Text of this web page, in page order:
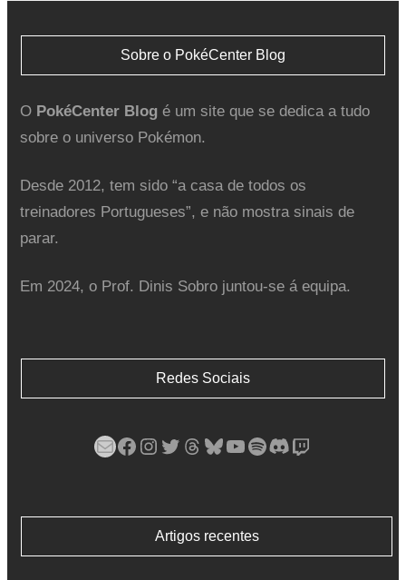
Sobre o PokéCenter Blog
O PokéCenter Blogé um site que se dedica a tudo
sobre o universo Pokémon.
Desde 2012, tem sido “a casa de todos os
treinadores Portugueses”, e não mostra sinais de
parar.
Em 2024, o Prof. Dinis Sobro juntou-se á equipa.
Redes Sociais
Mail Facebook Instagram Twitter Threads Bluesky YouTube Spotify Discord Twitch
Artigos recentes